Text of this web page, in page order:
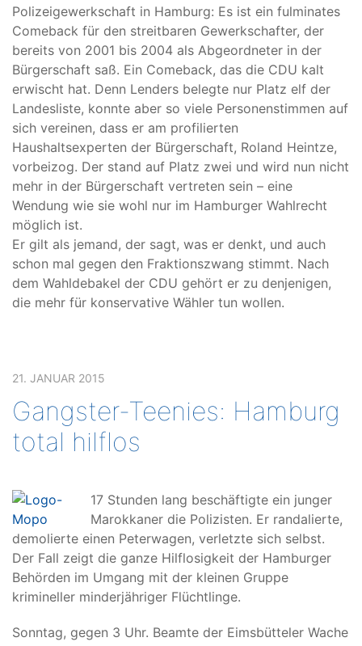
Polizeigewerkschaft in Hamburg: Es ist ein fulminates
Comeback für den streitbaren Gewerkschafter, der
bereits von 2001 bis 2004 als Abgeordneter in der
Bürgerschaft saß. Ein Comeback, das die CDU kalt
erwischt hat. Denn Lenders belegte nur Platz elf der
Landesliste, konnte aber so viele Personenstimmen auf
sich vereinen, dass er am profilierten
Haushaltsexperten der Bürgerschaft, Roland Heintze,
vorbeizog. Der stand auf Platz zwei und wird nun nicht
mehr in der Bürgerschaft vertreten sein – eine
Wendung wie sie wohl nur im Hamburger Wahlrecht
möglich ist.
Er gilt als jemand, der sagt, was er denkt, und auch
schon mal gegen den Fraktionszwang stimmt. Nach
dem Wahldebakel der CDU gehört er zu denjenigen,
die mehr für konservative Wähler tun wollen.
21. JANUAR 2015
Gangster-Teenies: Hamburg
total hilflos
17 Stunden lang beschäftigte ein junger
Marokkaner die Polizisten. Er randalierte,
demolierte einen Peterwagen, verletzte sich selbst.
Der Fall zeigt die ganze Hilflosigkeit der Hamburger
Behörden im Umgang mit der kleinen Gruppe
krimineller minderjähriger Flüchtlinge.
Sonntag, gegen 3 Uhr. Beamte der Eimsbütteler Wache